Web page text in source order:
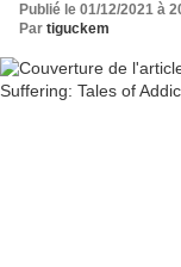
Publié le 01/12/2021 à
Par tiguckem